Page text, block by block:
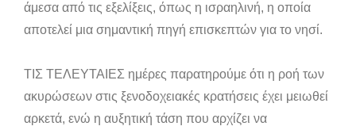
άμεσα από τις εξελίξεις, όπως η ισραηλινή, η οποία
αποτελεί μια σημαντική πηγή επισκεπτών για το νησί.
ΤΙΣ ΤΕΛΕΥΤΑΙΕΣ ημέρες παρατηρούμε ότι η ροή των
ακυρώσεων στις ξενοδοχειακές κρατήσεις έχει μειωθεί
αρκετά, ενώ η αυξητική τάση που αρχίζει να